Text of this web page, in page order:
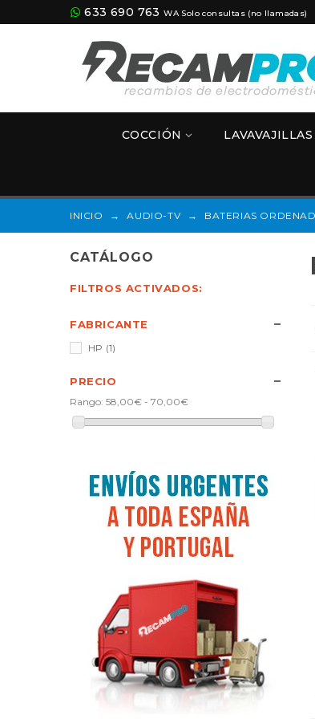
633 690 763 WA Solo consultas (no llamadas)
COCCIÓN LAVAVAJILLAS
INICIO → AUDIO-TV → BATERIAS
CATÁLOGO
FILTROS ACTIVADOS:
FABRICANTE
HP (1)
PRECIO
Rango: 58,00€ - 70,00€